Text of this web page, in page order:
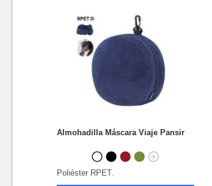
Almohadilla Máscara Viaje Pansir
Poliéster RPET.